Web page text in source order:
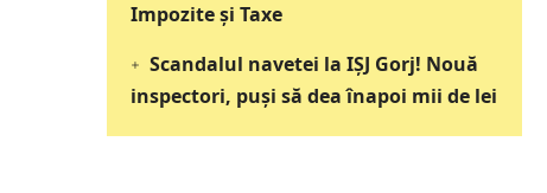
Impozite și Taxe
Scandalul navetei la IȘJ Gorj! Nouă
inspectori, puși să dea înapoi mii de lei